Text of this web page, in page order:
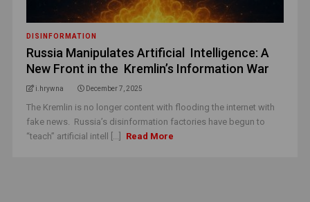
DISINFORMATION
Russia Manipulates Artificial Intelligence: A
New Front in the Kremlin’s Information War
i.hrywna December 7, 2025
The Kremlin is no longer content with flooding the internet with
fake news. Russia’s disinformation factories have begun to
“teach” artificial intell [...]
Read More